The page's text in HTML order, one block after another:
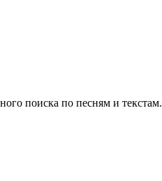
поиска по песням и текстам.